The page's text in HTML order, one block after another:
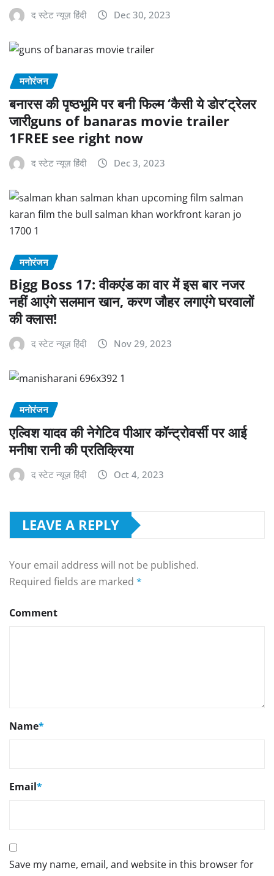
द स्टेट न्यूज़ हिंदी Dec 30, 2023
मनोरंजन
बनारस की पृष्ठभूमि पर बनी फिल्म ‘कैसी ये डोर’ट्रेलर
जारीguns of banaras movie trailer
1FREE see right now
द स्टेट न्यूज़ हिंदी Dec 3, 2023
मनोरंजन
Bigg Boss 17: वीकएंड का वार में इस बार नजर
नहीं आएंगे सलमान खान, करण जौहर लगाएंगे घरवालों
की क्लास!
द स्टेट न्यूज़ हिंदी Nov 29, 2023
मनोरंजन
एल्विश यादव की नेगेटिव पीआर कॉन्ट्रोवर्सी पर आई
मनीषा रानी की प्रतिक्रिया
द स्टेट न्यूज़ हिंदी Oct 4, 2023
LEAVE A REPLY
Your email address will not be published.
Required fields are marked *
Comment
Name*
Email*
Save my name, email, and website in this browser for